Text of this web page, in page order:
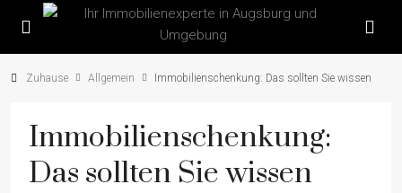
Zuhause Allgemein Immobilienschenkung: Das sollten Sie wissen
Immobilienschenkung:
Das sollten Sie wissen